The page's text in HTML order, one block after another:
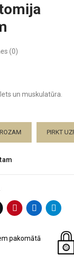
(0)
un muskulatūra.
PIRKT
pakomātā